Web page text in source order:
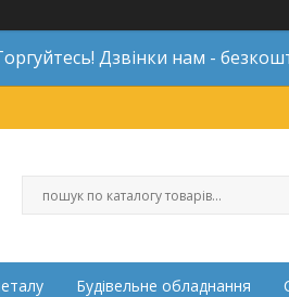
Дзвінки нам -
Будівельне обладнання